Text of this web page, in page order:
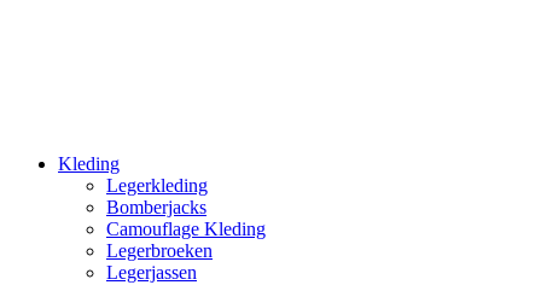
Kleding
Legerkleding
Bomberjacks
Camouflage Kleding
Legerbroeken
Legerjassen